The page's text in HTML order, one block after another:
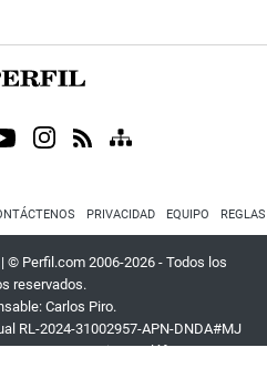
PRIVACIDAD EQUIPO
| © Perfil.com 2006-2026 - Todos los
reservados.
Carlos Piro.
RL-2024-31002957-APN-DNDA#MJ
,CABA, Argentina| Teléfono:+54 9 11